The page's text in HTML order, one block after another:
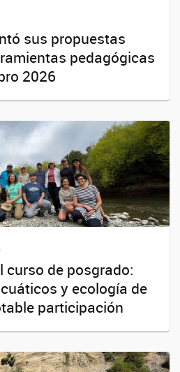
sus propuestas
pedagógicas
2026
curso de posgrado:
y ecología de
participación